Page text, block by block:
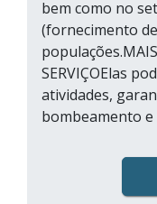
bem como no
(fornecimento
SERVIÇOElas
atividades,
bombeamento e